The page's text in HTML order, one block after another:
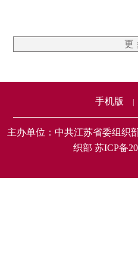
更
手机版
主办单位：中共江苏省委组织
织部 苏ICP备